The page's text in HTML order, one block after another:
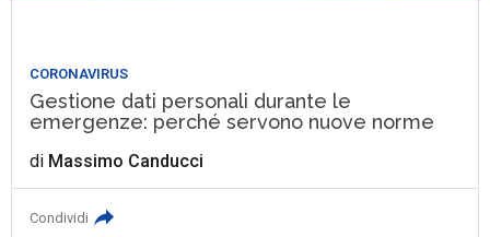
CORONAVIRUS
Gestione dati personali durante le
emergenze: perché servono nuove norme
di Massimo Canducci
Condividi